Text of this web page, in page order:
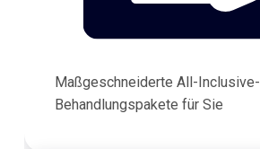
Maßgeschneiderte All-Inclusive-
Behandlungspakete für Sie